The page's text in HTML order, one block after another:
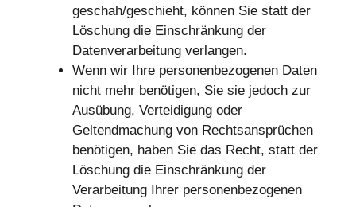
geschah/geschieht, können Sie statt der
Löschung die Einschränkung der
Datenverarbeitung verlangen.
Wenn wir Ihre personenbezogenen Daten
nicht mehr benötigen, Sie sie jedoch zur
Ausübung, Verteidigung oder
Geltendmachung von Rechtsansprüchen
benötigen, haben Sie das Recht, statt der
Löschung die Einschränkung der
Verarbeitung Ihrer personenbezogenen